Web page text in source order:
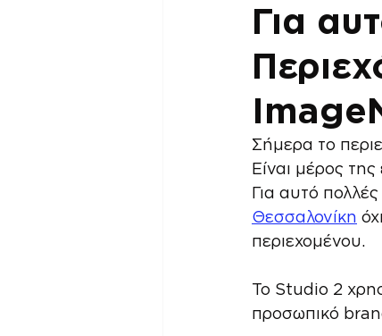
Για
Σήμερα το
Είναι μέρος της
Για αυτό πολλές
Θεσσαλονίκη
περιεχομένου.
Το Studio 2
προσωπικό